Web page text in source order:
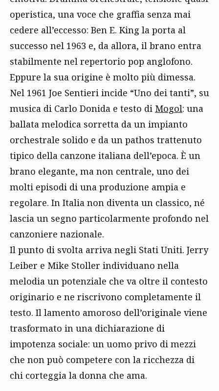
operistica, una voce che graffia senza mai
cedere all’eccesso: Ben E. King la porta al
successo nel 1963 e, da allora, il brano entra
stabilmente nel repertorio pop anglofono.
Eppure la sua origine è molto più dimessa.
Nel 1961 Joe Sentieri incide “Uno dei tanti”, su
musica di Carlo Donida e testo di Mogol: una
ballata melodica sorretta da un impianto
orchestrale solido e da un pathos trattenuto
tipico della canzone italiana dell’epoca. È un
brano elegante, ma non centrale, uno dei
molti episodi di una produzione ampia e
regolare. In Italia non diventa un classico, né
lascia un segno particolarmente profondo nel
canzoniere nazionale.
Il punto di svolta arriva negli Stati Uniti. Jerry
Leiber e Mike Stoller individuano nella
melodia un potenziale che va oltre il contesto
originario e ne riscrivono completamente il
testo. Il lamento amoroso dell’originale viene
trasformato in una dichiarazione di
impotenza sociale: un uomo privo di mezzi
che non può competere con la ricchezza di
chi corteggia la donna che ama.